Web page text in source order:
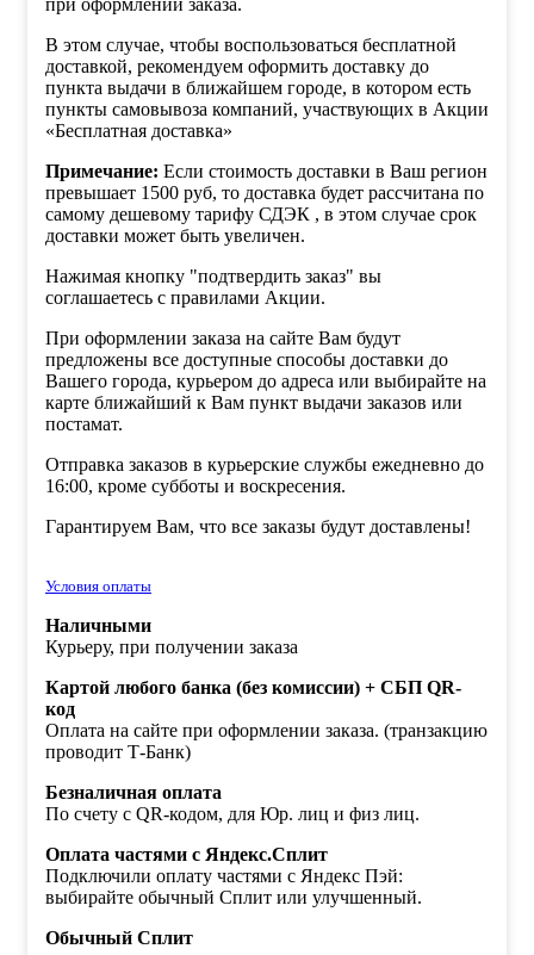
при оформлении заказа.
В этом случае, чтобы воспользоваться бесплатной
доставкой, рекомендуем оформить доставку до
пункта выдачи в ближайшем городе, в котором есть
пункты самовывоза компаний, участвующих в Акции
«Бесплатная доставка»
Примечание: Если стоимость доставки в Ваш регион
превышает 1500 руб, то доставка будет рассчитана по
самому дешевому тарифу СДЭК , в этом случае срок
доставки может быть увеличен.
Нажимая кнопку "подтвердить заказ" вы
соглашаетесь с правилами Акции.
При оформлении заказа на сайте Вам будут
предложены все доступные способы доставки до
Вашего города, курьером до адреса или выбирайте на
карте ближайший к Вам пункт выдачи заказов или
постамат.
Отправка заказов в курьерские службы ежедневно до
16:00, кроме субботы и воскресения.
Гарантируем Вам, что все заказы будут доставлены!
Условия оплаты
Наличными
Курьеру, при получении заказа
Картой любого банка (без комиссии) + СБП QR-
код
Оплата на сайте при оформлении заказа. (транзакцию
проводит Т-Банк)
Безналичная оплата
По счету с QR-кодом, для Юр. лиц и физ лиц.
Оплата частями с Яндекс.Сплит
Подключили оплату частями с Яндекс Пэй:
выбирайте обычный Сплит или улучшенный.
Обычный Сплит